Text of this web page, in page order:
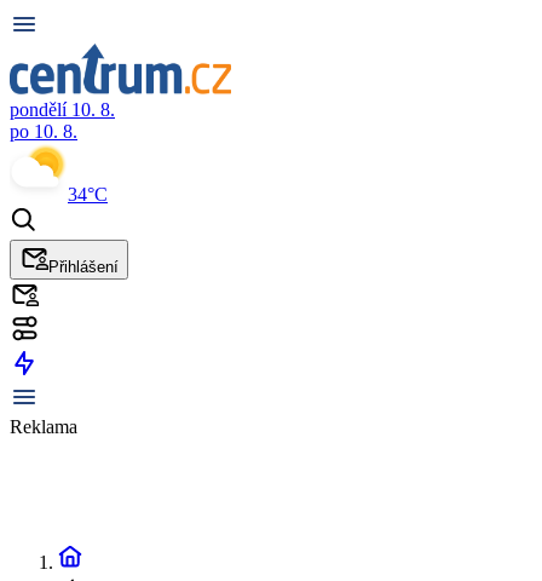
pondělí 10. 8.
po 10. 8.
34°C
Přihlášení
Reklama